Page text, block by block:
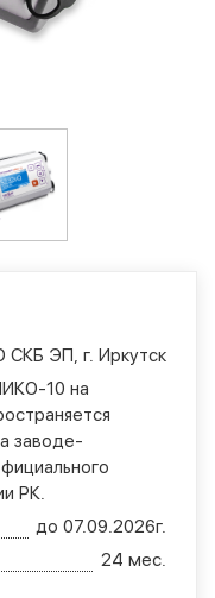
ЭП, г. Иркутск
10 на
заводе-
РК.
до 07.09.2026г.
24 мес.